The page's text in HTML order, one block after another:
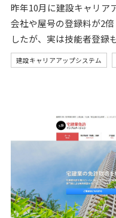
昨年10月に建設キャリア
会社や屋号の登録料が2
したが、実は技能者登録
建設キャリアアップシステム